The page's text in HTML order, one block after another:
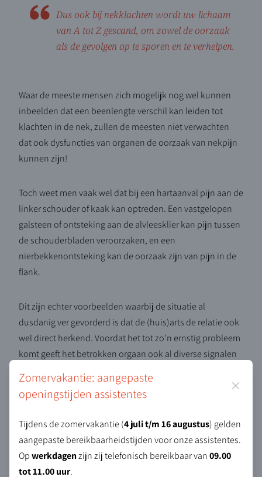
Dus ook bij nekklachten wordt uw lichaam
van A tot Z gescand, om zowel de oorzaak
als de gevolgen op te sporen en te verhelpen.
Waar de meeste mensen zich mogelijk nog wel kunnen
inbeelden dat een beenlengte verschil kan leiden tot
klachten in de nek, zullen de meesten niet verwachten
dat ook dysfuncties van organen de oorzaak van nekpijn
kunnen zijn!
Toch weet men vaak wel dat bij een hartaanval pijn aan de
linker schouder of kaak kan optreden. Een vastgelopen
galsteen of ontsteking aan de alvleesklier kan pijn tussen
de schouderbladen veroorzaken, en een
nierbekkenontsteking kan de oorzaak zijn van pijn in de
flank.
Dit zijn echter voorbeelden waarbij de situatie al
dusdanig ver gevorderd is dat de (huis)arts de relatie ook
wel direct herkend. Voordat het tot zo’n ernstig probleem
komt geeft het betrokken orgaan ook al diverse signalen
Zomervakantie: aangepaste
openingstijden assistentes
Sluiten
Tijdens de zomervakantie (4 juli t/m 16 augustus) gelden
aangepaste bereikbaarheidstijden voor onze assistentes.
Opwerkdagenzijn zij telefonisch bereikbaar van09.00
tot 11.00 uur.